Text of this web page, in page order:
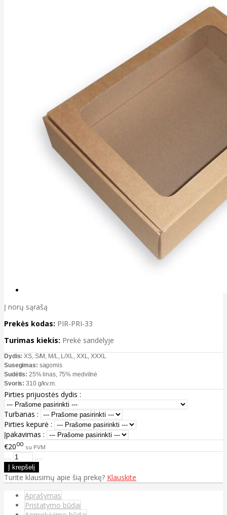
Į norų sąrašą
Prekės kodas: PIR-PRI-33
Turimas kiekis: Prekė sandėlyje
Dydis:XS, S/M, M/L, L/XL, XXL, XXXL
Susegimas: sagomis
Sudėtis: 25% linas, 75% medvilnė
Svoris: 310 g/kv.m.
Pirties prijuostės dydis :
Turbanas :
Pirties kepurė :
Įpakavimas :
€2000 su PVM
Turite klausimų apie šią prekę? Klauskite
Aprašymas
Pristatymo būdai